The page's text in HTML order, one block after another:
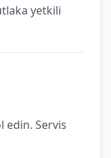
yetkili
edin. Servis